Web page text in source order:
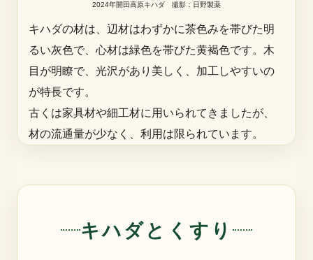
2024年開田高原キハダ 撮影：日野製薬
キハダの材は、辺材はわずかに茶色みを帯びた明
るい灰色で、心材は緑色を帯びた黄褐色です。木
目が明瞭で、光沢があり美しく、加工しやすいの
が特長です。
古くは家具材や細工材に用いられてきましたが、
材の流通量が少なく、利用は限られています。
キハダとくすり